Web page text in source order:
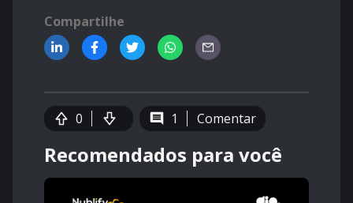
Compartilhe
0 1 Comentar
Recomendados para você